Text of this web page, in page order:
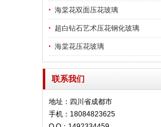
海棠花双面压花玻璃
超白钻石艺术压花钢化玻璃
海棠花压花玻璃
联系我们
地址：四川省成都市
手机：18084823625